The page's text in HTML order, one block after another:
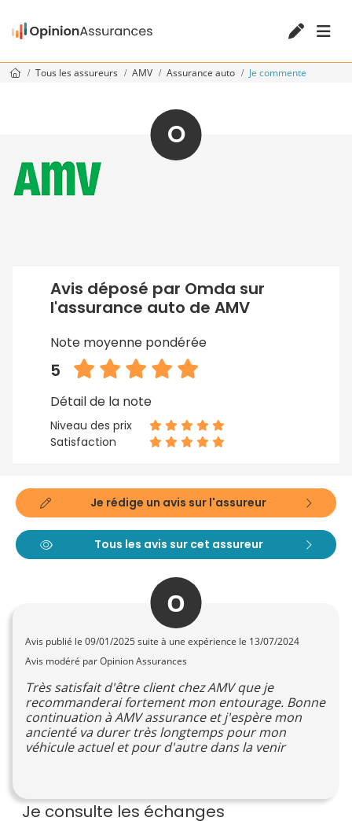
Tous les assureurs AMV Assurance auto Je commente
O
Avis déposé par Omda sur
l'assurance auto de AMV
Note moyenne pondérée
5
Détail de la note
Niveau des prix
Satisfaction
Je rédige un avis sur l'assureur
Tous les avis sur cet assureur
O
Avis publié le 09/01/2025 suite à une expérience le 13/07/2024
Avis modéré par Opinion Assurances
Très satisfait d'être client chez AMV que je
recommanderai fortement mon entourage. Bonne
continuation à AMV assurance et j'espère mon
ancienté va durer très longtemps pour mon
véhicule actuel et pour d'autre dans la venir
Je consulte les échanges